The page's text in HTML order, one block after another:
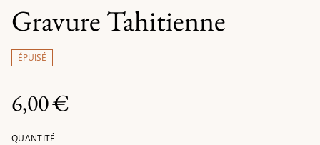
Gravure Tahitienne
ÉPUISÉ
6,00 €
QUANTITÉ